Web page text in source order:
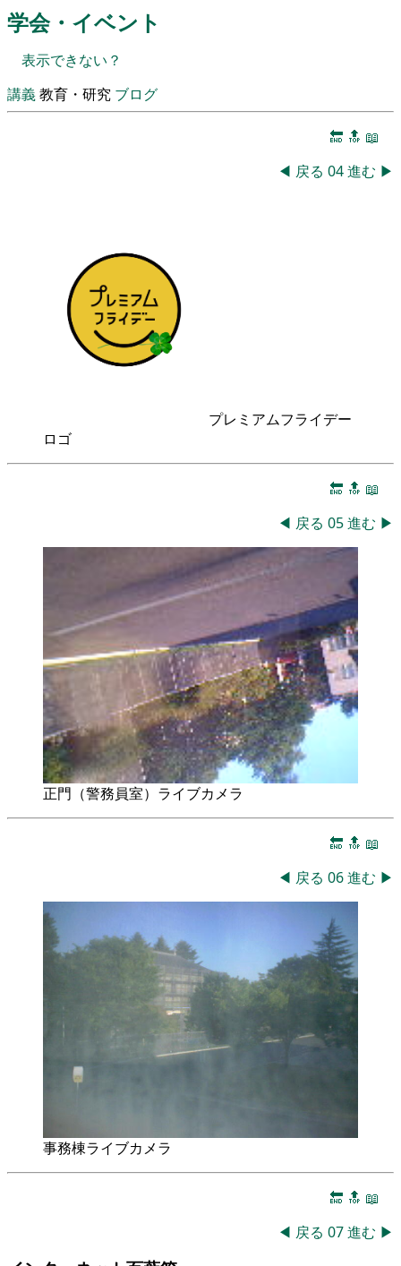
学会・イベント
表示できない？
講義教育・研究 ブログ
🔚 🔝 📖
◀ 戻る 04進む ▶
プレミアムフライデー
ロゴ
🔚 🔝 📖
◀ 戻る 05進む ▶
正門（警務員室）ライブカメラ
🔚 🔝 📖
◀ 戻る 06進む ▶
事務棟ライブカメラ
🔚 🔝 📖
◀ 戻る 07進む ▶